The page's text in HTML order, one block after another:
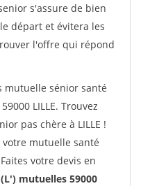
s'assure de bien
départ et évitera les
l'offre qui répond
mutuelle sénior santé
LILLE. Trouvez
pas chère à LILLE !
mutuelle santé
votre devis en
mutuelles 59000